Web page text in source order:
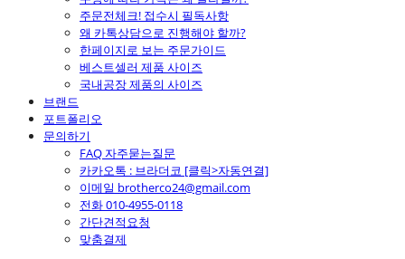
주문전체크! 접수시 필독사항
왜 카톡상담으로 진행해야 할까?
한페이지로 보는 주문가이드
베스트셀러 제품 사이즈
국내공장 제품의 사이즈
브랜드
포트폴리오
문의하기
FAQ 자주묻는질문
카카오톡 : 브라더코 [클릭>자동연결]
이메일 brotherco24@gmail.com
전화 010-4955-0118
간단견적요청
맞춤결제